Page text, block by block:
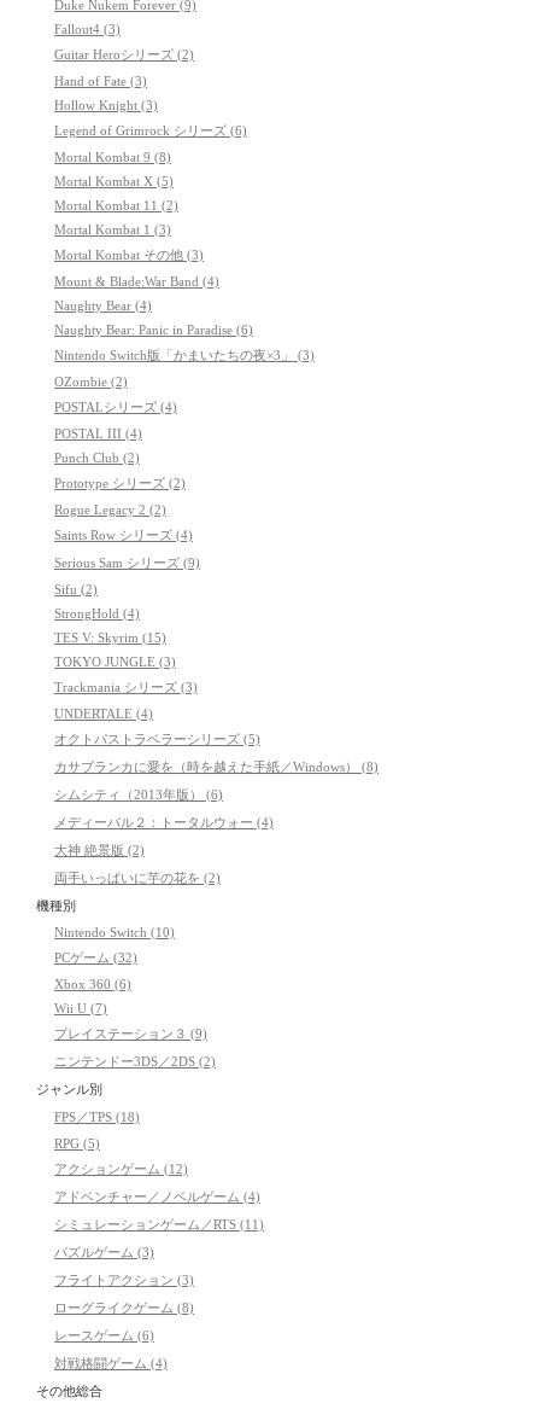
Duke Nukem Forever (9)
Fallout4 (3)
Guitar Heroシリーズ (2)
Hand of Fate (3)
Hollow Knight (3)
Legend of Grimrock シリーズ (6)
Mortal Kombat 9 (8)
Mortal Kombat X (5)
Mortal Kombat 11 (2)
Mortal Kombat 1 (3)
Mortal Kombat その他 (3)
Mount & Blade:War Band (4)
Naughty Bear (4)
Naughty Bear: Panic in Paradise (6)
Nintendo Switch版「かまいたちの夜×3」 (3)
OZombie (2)
POSTALシリーズ (4)
POSTAL III (4)
Punch Club (2)
Prototype シリーズ (2)
Rogue Legacy 2 (2)
Saints Row シリーズ (4)
Serious Sam シリーズ (9)
Sifu (2)
StrongHold (4)
TES V: Skyrim (15)
TOKYO JUNGLE (3)
Trackmania シリーズ (3)
UNDERTALE (4)
オクトパストラベラーシリーズ (5)
カサブランカに愛を（時を越えた手紙／Windows） (8)
シムシティ（2013年版） (6)
メディーバル２：トータルウォー (4)
大神 絶景版 (2)
両手いっぱいに芋の花を (2)
機種別
Nintendo Switch (10)
PCゲーム (32)
Xbox 360 (6)
Wii U (7)
プレイステーション３ (9)
ニンテンドー3DS／2DS (2)
ジャンル別
FPS／TPS (18)
RPG (5)
アクションゲーム (12)
アドベンチャー／ノベルゲーム (4)
シミュレーションゲーム／RTS (11)
パズルゲーム (3)
フライトアクション (3)
ローグライクゲーム (8)
レースゲーム (6)
対戦格闘ゲーム (4)
その他総合